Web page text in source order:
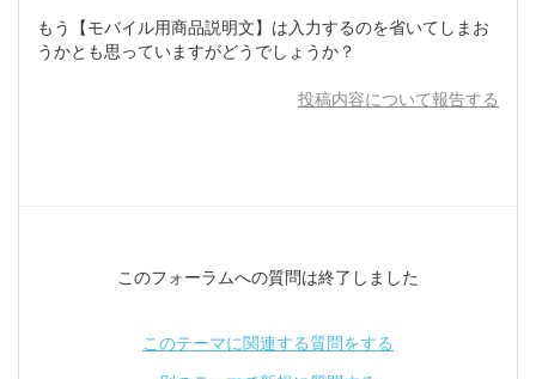
もう【モバイル用商品説明文】は入力するのを省いてしまお
うかとも思っていますがどうでしょうか？
投稿内容について報告する
このフォーラムへの質問は終了しました
このテーマに関連する質問をする